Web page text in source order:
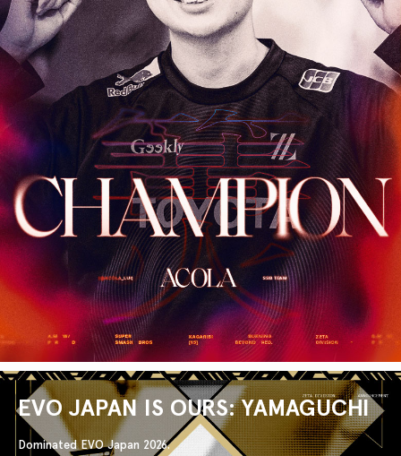
EVO JAPAN IS OURS: YAMAGUCHI
Dominated EVO Japan 2026.